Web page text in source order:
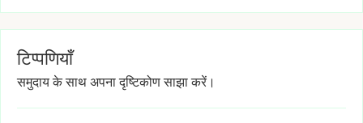
टिप्पणियाँ
समुदाय के साथ अपना दृष्टिकोण साझा करें।